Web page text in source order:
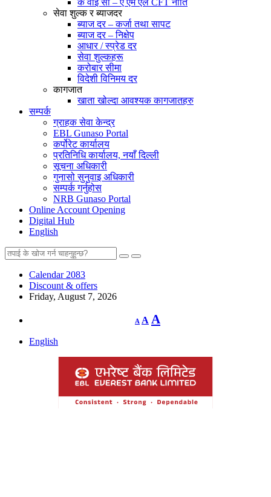
के वाइ सी – ए एम एल CFT नीति
सेवा शुल्क र ब्याजदर
ब्याज दर – कर्जा तथा सापट
ब्याज दर – निक्षेप
आधार / स्प्रेड दर
सेवा शुल्कहरू
करोबार सीमा
विदेशी विनिमय दर
कागजात
खाता खोल्दा आवश्यक कागजातहरु
सम्पर्क
ग्राहक सेवा केन्द्र
EBL Gunaso Portal
कर्पोरेट कार्यालय
प्रतिनिधि कार्यालय, नयाँ दिल्ली
सूचना अधिकारी
गुनासो सुनुवाइ अधिकारी
सम्पर्क गर्नुहोस
NRB Gunaso Portal
Online Account Opening
Digital Hub
English
Calendar 2083
Discount & offers
Friday, August 7, 2026
A
Decrease
font
A Reset
font
A
English